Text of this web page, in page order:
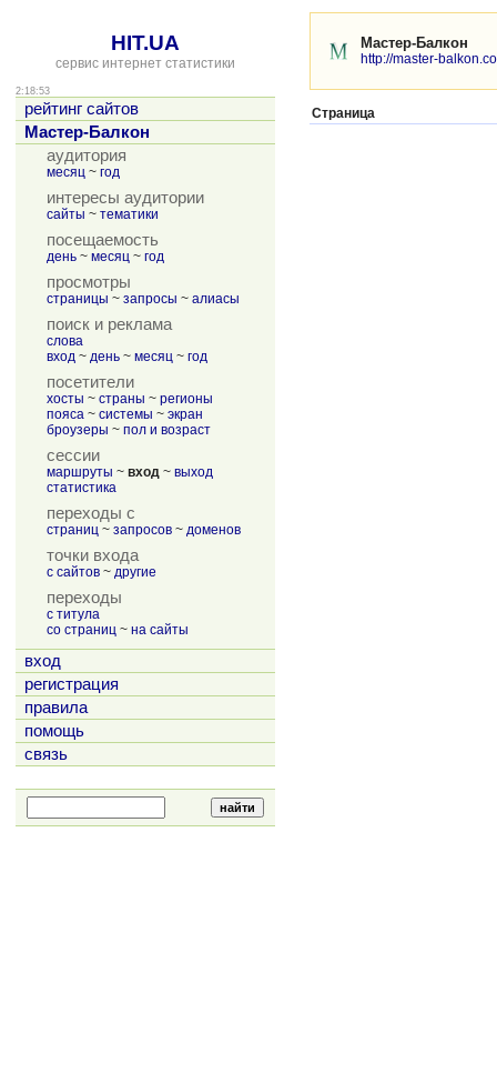
HIT.UA
сервис интернет статистики
2:18:53
рейтинг сайтов
Мастер-Балкон
аудитория
месяц ~ год
интересы аудитории
сайты ~ тематики
посещаемость
день ~ месяц ~ год
просмотры
страницы ~ запросы ~ алиасы
поиск и реклама
слова
вход ~ день ~ месяц ~ год
посетители
хосты ~ страны ~ регионы
пояса ~ системы ~ экран
броузеры ~ пол и возраст
сессии
маршруты ~ вход ~ выход
статистика
переходы с
страниц ~ запросов ~ доменов
точки входа
с сайтов ~ другие
переходы
с титула
со страниц ~ на сайты
вход
регистрация
правила
помощь
связь
Мастер-Балкон
http://master-
Страница